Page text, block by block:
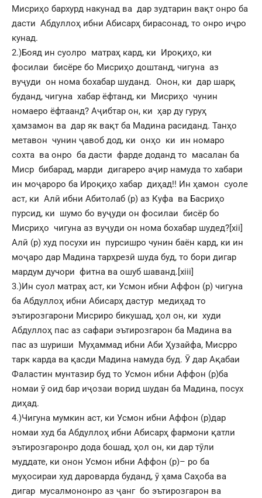
Мисриҳо бархурд накунад ва дар зудтарин вақт онро ба
дасти Абдуллоҳ ибни Абисарҳ бирасонад, то онро иҷро
кунад.
2.)Бояд ин суолро матраҳ кард, ки Ироқиҳо, ки
фосилаи бисёре бо Мисриҳо доштанд, чигуна аз
вуҷуди он нома бохабар шуданд. Онон, ки дар шарқ
буданд, чигуна хабар ёфтанд, ки Мисриҳо чунин
номаеро ёфтаанд? Аҷибтар он, ки ҳар ду гуруҳ
ҳамзамон ва дар як вақт ба Мадина расиданд. Танҳо
метавон чунин ҷавоб дод, ки онҳо ки ин номаро
сохта ва онро ба дасти фарде доданд то масалан ба
Миср бибарад, марди дигареро аҷир намуда то хабари
ин моҷароро ба Ироқиҳо хабар диҳад!! Ин ҳамон суоле
аст, ки Алӣ ибни Абитолаб (р) аз Куфа ва Басриҳо
пурсид, ки шумо бо вуҷуди он фосилаи бисёр бо
Мисриҳо чигуна аз вуҷуди он нома бохабар шудед?[xii]
Алӣ (р) худ посухи ин пурсишро чунин баён кард, ки ин
моҷаро дар Мадина тарҳрезӣ шуда буд, то бори дигар
мардум дучори фитна ва ошуб шаванд.[xiii]
3.)Ин суол матраҳ аст, ки Усмон ибни Аффон (р) чигуна
ба Абдуллоҳ ибни Абисарҳ дастур медиҳад то
эътирозгарони Мисриро бикушад, ҳол он, ки худи
Абдуллоҳ пас аз сафари эътирозгарон ба Мадина ва
пас аз шуриши Муҳаммад ибни Аби Ҳузайфа, Мисрро
тарк карда ва қасди Мадина намуда буд. Ӯ дар Ақабаи
Фаластин мунтазир буд то Усмон ибни Аффон (р)ба
номаи ӯ оид бар иҷозаи ворид шудан ба Мадина, посух
диҳад.
4.)Чигуна мумкин аст, ки Усмон ибни Аффон (р)дар
номаи худ ба Абдуллоҳ ибни Абисарҳ фармони қатли
эътирозгаронро дода бошад, ҳол он, ки дар тӯли
муддате, ки онон Усмон ибни Аффон (р)– ро ба
муҳосираи худ дароварда буданд, ӯ ҳама Саҳоба ва
дигар мусалмононро аз ҷанг бо эътирозгарон ва